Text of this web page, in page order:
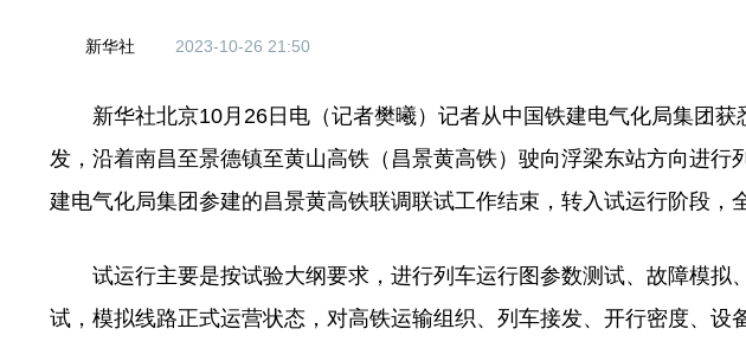
新华社 2023-10-26 21:50
新华社北京10月26日电（记者樊曦）记者从中国铁建电气化局集团获
发，沿着南昌至景德镇至黄山高铁（昌景黄高铁）驶向浮梁东站方向进行
建电气化局集团参建的昌景黄高铁联调联试工作结束，转入试运行阶段，
试运行主要是按试验大纲要求，进行列车运行图参数测试、故障模拟
试，模拟线路正式运营状态，对高铁运输组织、列车接发、开行密度、设